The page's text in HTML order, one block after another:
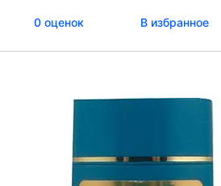
0 оценок В избранное